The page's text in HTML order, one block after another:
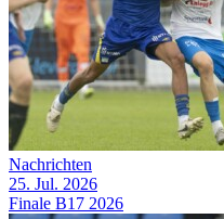
Nachrichten
25. Jul. 2026
Finale B17 2026